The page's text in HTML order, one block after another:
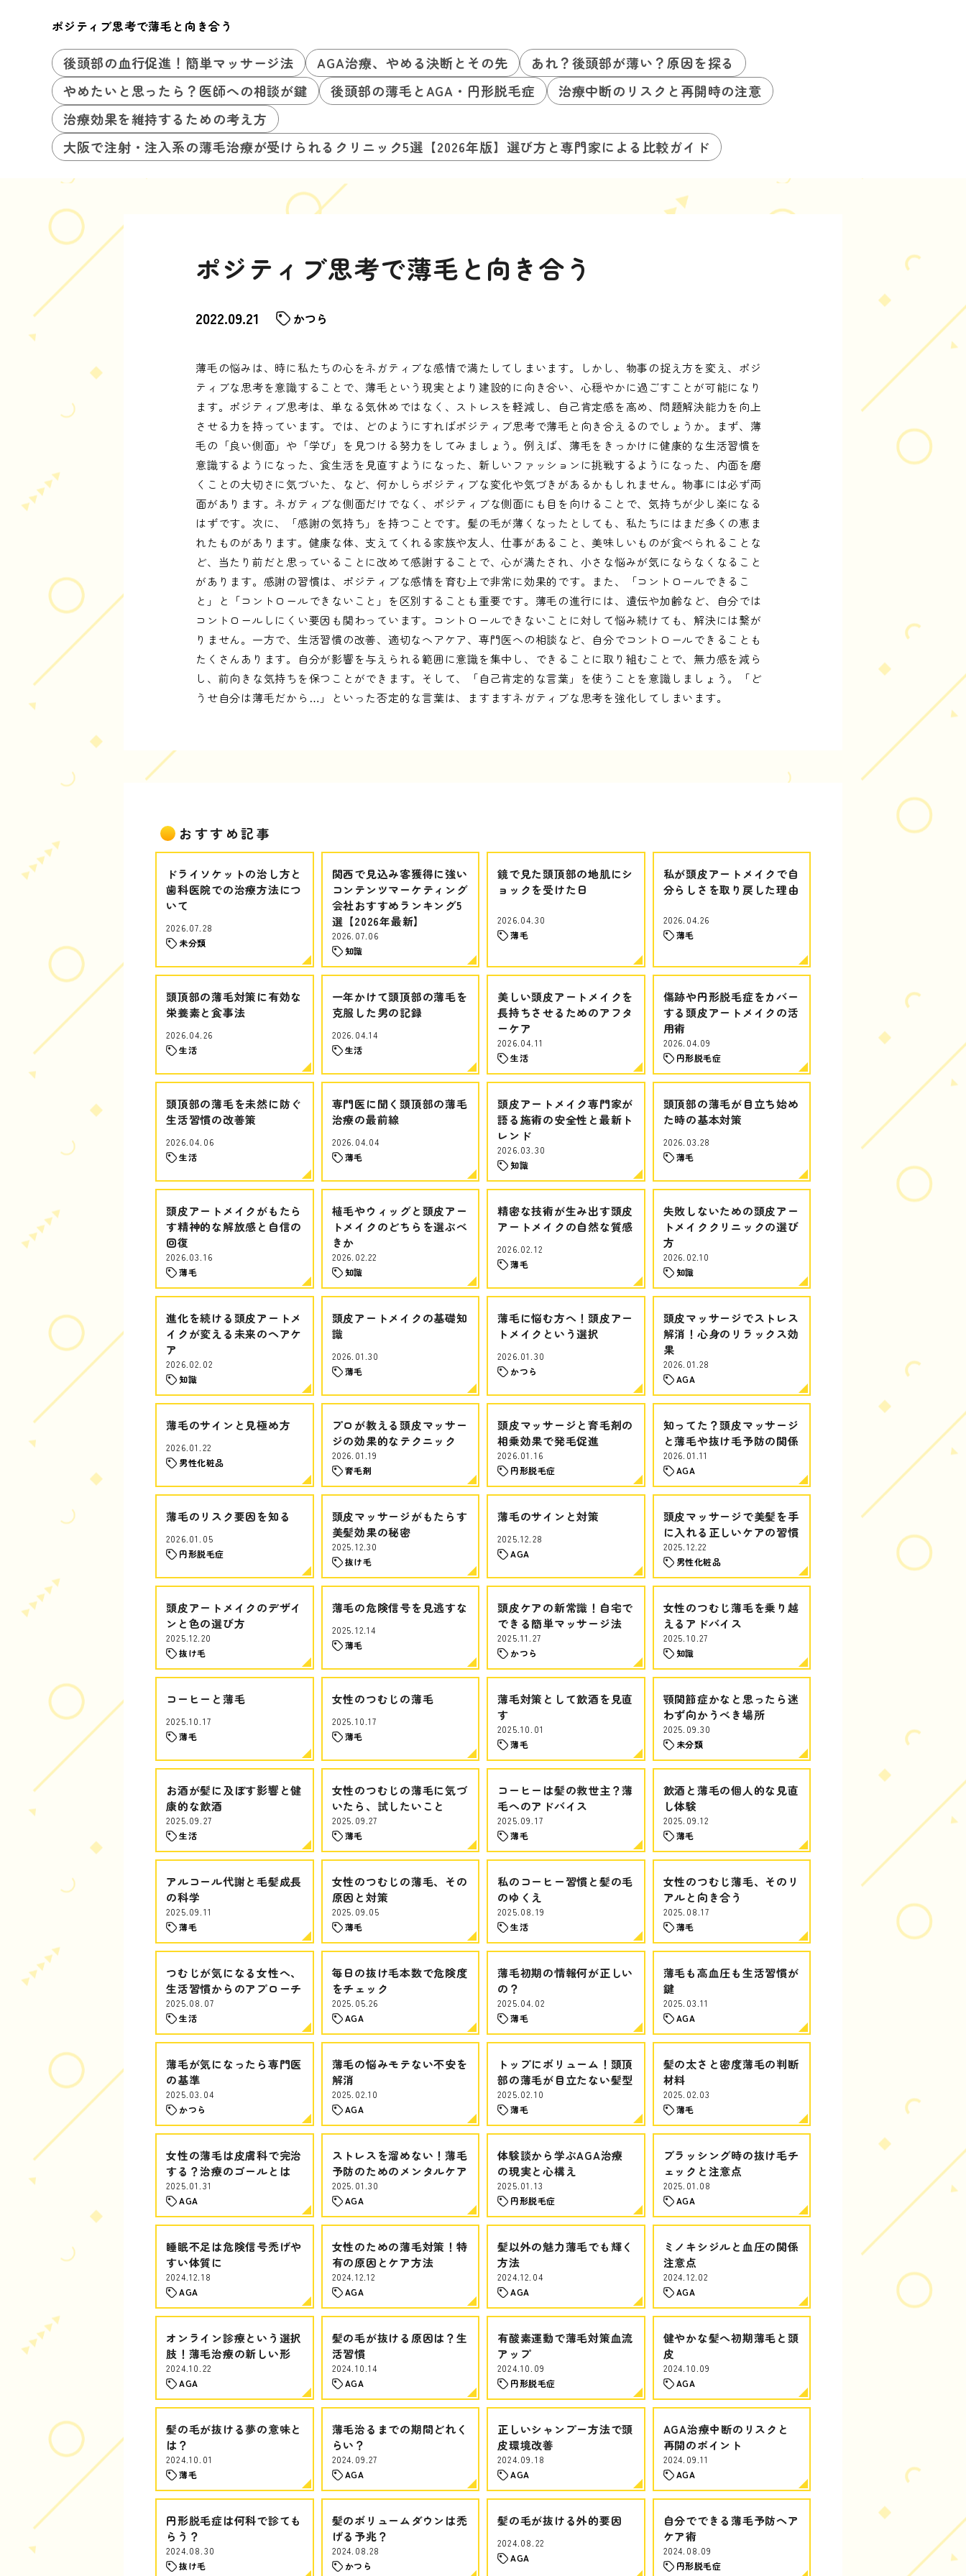
ポジティブ思考で薄毛と向き合う
後頭部の血行促進！簡単マッサージ法 AGA治療、やめる決断とその先
あれ？後頭部が薄い？原因を探る
やめたいと思ったら？医師への相談が鍵
後頭部の薄毛とAGA・円形脱毛症
治療中断のリスクと再開時の注意
治療効果を維持するための考え方
大阪で注射・注入系の薄毛治療が受けられるクリニック5選【2026年版】選び方と専門家による比較ガイド
ポジティブ思考で薄毛と向き合う
2022.09.21 かつら
薄毛の悩みは、時に私たちの心をネガティブな感情で満たしてしまいます。しかし、物事の捉え方を変え、ポジ
ティブな思考を意識することで、薄毛という現実とより建設的に向き合い、心穏やかに過ごすことが可能になり
ます。ポジティブ思考は、単なる気休めではなく、ストレスを軽減し、自己肯定感を高め、問題解決能力を向上
させる力を持っています。では、どのようにすればポジティブ思考で薄毛と向き合えるのでしょうか。まず、薄
毛の「良い側面」や「学び」を見つける努力をしてみましょう。例えば、薄毛をきっかけに健康的な生活習慣を
意識するようになった、食生活を見直すようになった、新しいファッションに挑戦するようになった、内面を磨
くことの大切さに気づいた、など、何かしらポジティブな変化や気づきがあるかもしれません。物事には必ず両
面があります。ネガティブな側面だけでなく、ポジティブな側面にも目を向けることで、気持ちが少し楽になる
はずです。次に、「感謝の気持ち」を持つことです。髪の毛が薄くなったとしても、私たちにはまだ多くの恵ま
れたものがあります。健康な体、支えてくれる家族や友人、仕事があること、美味しいものが食べられることな
ど、当たり前だと思っていることに改めて感謝することで、心が満たされ、小さな悩みが気にならなくなること
があります。感謝の習慣は、ポジティブな感情を育む上で非常に効果的です。また、「コントロールできるこ
と」と「コントロールできないこと」を区別することも重要です。薄毛の進行には、遺伝や加齢など、自分では
コントロールしにくい要因も関わっています。コントロールできないことに対して悩み続けても、解決には繋が
りません。一方で、生活習慣の改善、適切なヘアケア、専門医への相談など、自分でコントロールできることも
たくさんあります。自分が影響を与えられる範囲に意識を集中し、できることに取り組むことで、無力感を減ら
し、前向きな気持ちを保つことができます。そして、「自己肯定的な言葉」を使うことを意識しましょう。「ど
うせ自分は薄毛だから…」といった否定的な言葉は、ますますネガティブな思考を強化してしまいます。
おすすめ記事
ドライソケットの治し方と
歯科医院での治療方法につ
いて
2026.07.28
未分類
関西で見込み客獲得に強い
コンテンツマーケティング
会社おすすめランキング5
選【2026年最新】
2026.07.06
知識
鏡で見た頭頂部の地肌にシ
ョックを受けた日
2026.04.30
薄毛
私が頭皮アートメイクで自
分らしさを取り戻した理由
2026.04.26
薄毛
頭頂部の薄毛対策に有効な
栄養素と食事法
2026.04.26
生活
一年かけて頭頂部の薄毛を
克服した男の記録
2026.04.14
生活
美しい頭皮アートメイクを
長持ちさせるためのアフタ
ーケア
2026.04.11
生活
傷跡や円形脱毛症をカバー
する頭皮アートメイクの活
用術
2026.04.09
円形脱毛症
頭頂部の薄毛を未然に防ぐ
生活習慣の改善策
2026.04.06
生活
専門医に聞く頭頂部の薄毛
治療の最前線
2026.04.04
薄毛
頭皮アートメイク専門家が
語る施術の安全性と最新ト
レンド
2026.03.30
知識
頭頂部の薄毛が目立ち始め
た時の基本対策
2026.03.28
薄毛
頭皮アートメイクがもたら
す精神的な解放感と自信の
回復
2026.03.16
薄毛
植毛やウィッグと頭皮アー
トメイクのどちらを選ぶべ
きか
2026.02.22
知識
精密な技術が生み出す頭皮
アートメイクの自然な質感
2026.02.12
薄毛
失敗しないための頭皮アー
トメイククリニックの選び
方
2026.02.10
知識
進化を続ける頭皮アートメ
イクが変える未来のヘアケ
ア
2026.02.02
知識
頭皮アートメイクの基礎知
識
2026.01.30
薄毛
薄毛に悩む方へ！頭皮アー
トメイクという選択
2026.01.30
かつら
頭皮マッサージでストレス
解消！心身のリラックス効
果
2026.01.28
AGA
薄毛のサインと見極め方
2026.01.22
男性化粧品
プロが教える頭皮マッサー
ジの効果的なテクニック
2026.01.19
育毛剤
頭皮マッサージと育毛剤の
相乗効果で発毛促進
2026.01.16
円形脱毛症
知ってた？頭皮マッサージ
と薄毛や抜け毛予防の関係
2026.01.11
AGA
薄毛のリスク要因を知る
2026.01.05
円形脱毛症
頭皮マッサージがもたらす
美髪効果の秘密
2025.12.30
抜け毛
薄毛のサインと対策
2025.12.28
AGA
頭皮マッサージで美髪を手
に入れる正しいケアの習慣
2025.12.22
男性化粧品
頭皮アートメイクのデザイ
ンと色の選び方
2025.12.20
抜け毛
薄毛の危険信号を見逃すな
2025.12.14
薄毛
頭皮ケアの新常識！自宅で
できる簡単マッサージ法
2025.11.27
かつら
女性のつむじ薄毛を乗り越
えるアドバイス
2025.10.27
知識
コーヒーと薄毛
2025.10.17
薄毛
女性のつむじの薄毛
2025.10.17
薄毛
薄毛対策として飲酒を見直
す
2025.10.01
薄毛
顎関節症かなと思ったら迷
わず向かうべき場所
2025.09.30
未分類
お酒が髪に及ぼす影響と健
康的な飲酒
2025.09.27
生活
女性のつむじの薄毛に気づ
いたら、試したいこと
2025.09.27
薄毛
コーヒーは髪の救世主？薄
毛へのアドバイス
2025.09.17
薄毛
飲酒と薄毛の個人的な見直
し体験
2025.09.12
薄毛
アルコール代謝と毛髪成長
の科学
2025.09.11
薄毛
女性のつむじの薄毛、その
原因と対策
2025.09.05
薄毛
私のコーヒー習慣と髪の毛
のゆくえ
2025.08.19
生活
女性のつむじ薄毛、そのリ
アルと向き合う
2025.08.17
薄毛
つむじが気になる女性へ、
生活習慣からのアプローチ
2025.08.07
生活
毎日の抜け毛本数で危険度
をチェック
2025.05.26
AGA
薄毛初期の情報何が正しい
の？
2025.04.02
薄毛
薄毛も高血圧も生活習慣が
鍵
2025.03.11
AGA
薄毛が気になったら専門医
の基準
2025.03.04
かつら
薄毛の悩みモテない不安を
解消
2025.02.10
AGA
トップにボリューム！頭頂
部の薄毛が目立たない髪型
2025.02.10
薄毛
髪の太さと密度薄毛の判断
材料
2025.02.03
薄毛
女性の薄毛は皮膚科で完治
する？治療のゴールとは
2025.01.31
AGA
ストレスを溜めない！薄毛
予防のためのメンタルケア
2025.01.30
AGA
体験談から学ぶAGA治療
の現実と心構え
2025.01.13
円形脱毛症
ブラッシング時の抜け毛チ
ェックと注意点
2025.01.08
AGA
睡眠不足は危険信号禿げや
すい体質に
2024.12.18
AGA
女性のための薄毛対策！特
有の原因とケア方法
2024.12.12
AGA
髪以外の魅力薄毛でも輝く
方法
2024.12.04
AGA
ミノキシジルと血圧の関係
注意点
2024.12.02
AGA
オンライン診療という選択
肢！薄毛治療の新しい形
2024.10.22
AGA
髪の毛が抜ける原因は？生
活習慣
2024.10.14
AGA
有酸素運動で薄毛対策血流
アップ
2024.10.09
円形脱毛症
健やかな髪へ初期薄毛と頭
皮
2024.10.09
AGA
髪の毛が抜ける夢の意味と
は？
2024.10.01
薄毛
薄毛治るまでの期間どれく
らい？
2024.09.27
AGA
正しいシャンプー方法で頭
皮環境改善
2024.09.18
AGA
AGA治療中断のリスクと
再開のポイント
2024.09.11
AGA
円形脱毛症は何科で診ても
らう？
2024.08.30
抜け毛
髪のボリュームダウンは禿
げる予兆？
2024.08.28
かつら
髪の毛が抜ける外的要因
2024.08.22
AGA
自分でできる薄毛予防ヘア
ケア術
2024.08.09
円形脱毛症